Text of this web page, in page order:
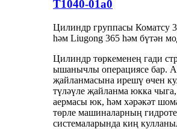
T1040-01a0
Цилиндр группасы Коматсу
һәм Liugong 365 һәм бүтән
Цилиндр төркеменең гади
ышанычлы операциясе бар.
җайланмасына ирешү өчен
түләүле җайланма юкка
аермасы юк, һәм хәрәкәт
төрле машиналарның
системаларында киң